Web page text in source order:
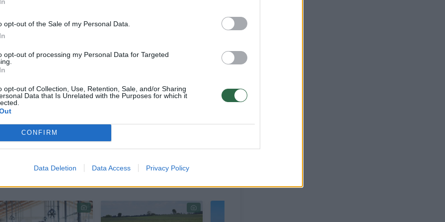
opt-out of the Sale of my Personal Data.
opt-out of processing my Personal Data for Targeted
opt-out of Collection, Use, Retention, Sale, and/or Sharing
Data that Is Unrelated with the Purposes for which it
CONFIRM
Data Deletion Data Access Privacy Policy
nustatyti, kad žemės ūkio veiklos ir jai skirto
įskaičiuojamos į metines pajamas, kurioms nuo
20, 25 ir 32 proc. GPM tarifai.
jei įsigaliotų vasarą priimtas GPM įstatymas,
lengvata ūkininkams valstybei galėtų kainuoti